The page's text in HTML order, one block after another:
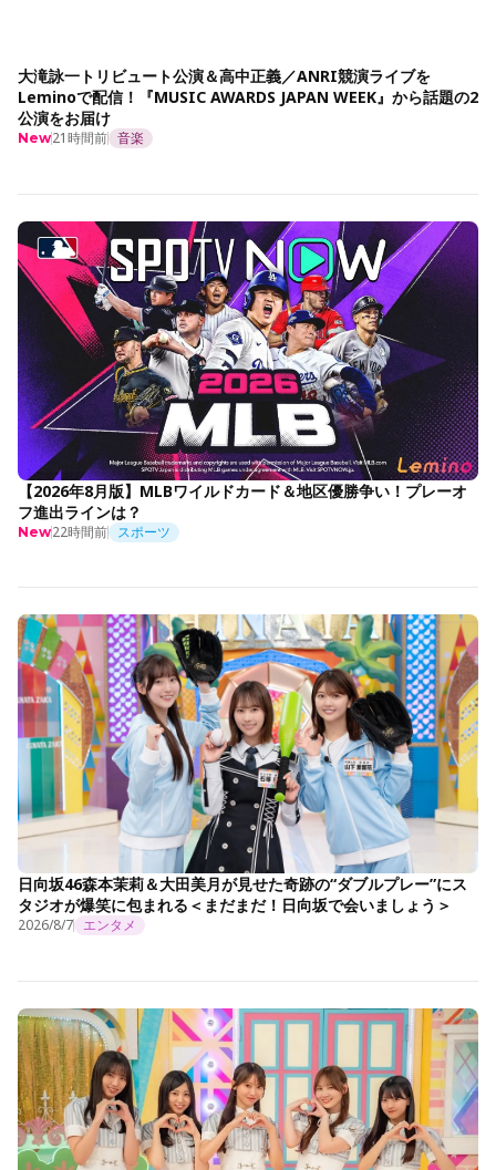
大滝詠一トリビュート公演＆高中正義／ANRI競演ライブを
Leminoで配信！『MUSIC AWARDS JAPAN WEEK』から話題の2
公演をお届け
New21時間前 音楽
【2026年8月版】MLBワイルドカード＆地区優勝争い！プレーオ
フ進出ラインは？
New22時間前 スポーツ
日向坂46森本茉莉＆大田美月が見せた奇跡の“ダブルプレー”にス
タジオが爆笑に包まれる＜まだまだ！日向坂で会いましょう＞
2026/8/7 エンタメ